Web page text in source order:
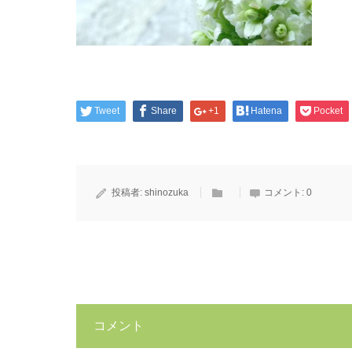
Tweet Share +1 Hatena Pocket
投稿者: shinozuka コメント: 0
コメント